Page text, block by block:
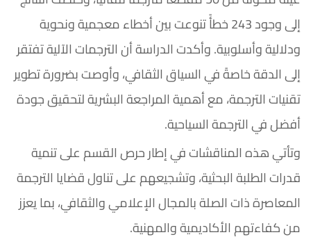
إلى وجود 243 خطأً تنوعت بين أخطاء معجمية ونحوية
ودلالية وأسلوبية. وأكدت الدراسة أن الترجمات الآلية تفتقر
إلى الدقة خاصةً في السياق الثقافي، وأوصت بضرورة تطوير
تقنيات الترجمة، مع أهمية المراجعة البشرية لتحقيق جودة
أفضل في الترجمة السياحية.
وتأتي هذه المناقشات في إطار حرص القسم على تنمية
قدرات الطلبة البحثية، وتشجيعهم على تناول قضايا الترجمة
المعاصرة ذات الصلة بالمجال الإعلامي والثقافي، بما يعزز
من كفاءتهم الأكاديمية والمهنية.